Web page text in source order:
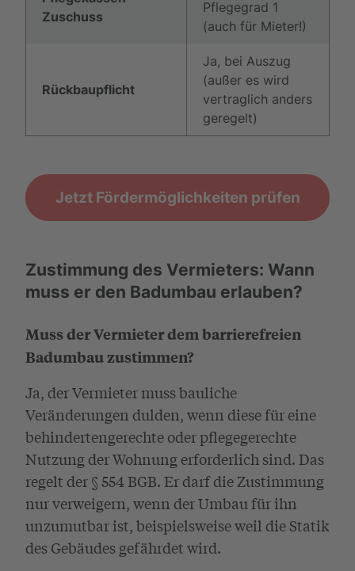
Zuschuss
Pflegegrad 1
(auch für Mieter!)
Rückbaupflicht
Ja, bei Auszug
(außer es wird
vertraglich anders
geregelt)
Jetzt Fördermöglichkeiten prüfen
Zustimmung des Vermieters: Wann
muss er den Badumbau erlauben?
Muss der Vermieter dem barrierefreien
Badumbau zustimmen?
Ja, der Vermieter muss bauliche
Veränderungen dulden, wenn diese für eine
behindertengerechte oder pflegegerechte
Nutzung der Wohnung erforderlich sind. Das
regelt der § 554 BGB. Er darf die Zustimmung
nur verweigern, wenn der Umbau für ihn
unzumutbar ist, beispielsweise weil die Statik
des Gebäudes gefährdet wird.